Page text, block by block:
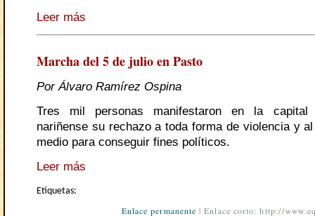
Leer más
Marcha del 5 de julio en Pasto
Por Álvaro Ramírez Ospina
Tres mil personas manifestaron en la capital
nariñense su rechazo a toda forma de violencia y
medio para conseguir fines políticos.
Leer más
Etiquetas:
Enlace permanente | Enlace corto: http://